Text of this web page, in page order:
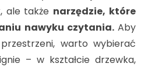
ale także narzędzie, które
nawyku czytania.Aby
warto wybierać
– w kształcie drzewka,